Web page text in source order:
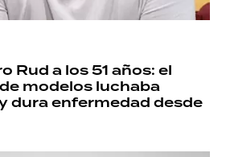
Rud a los 51 años: el
modelos luchaba
dura enfermedad desde